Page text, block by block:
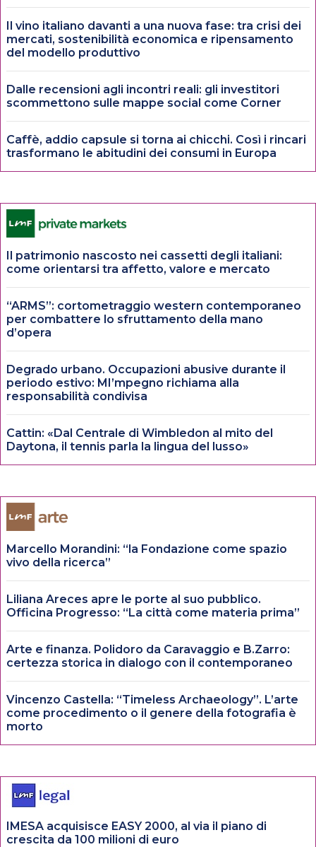
Il vino italiano davanti a una nuova fase: tra crisi dei
mercati, sostenibilità economica e ripensamento
del modello produttivo
Dalle recensioni agli incontri reali: gli investitori
scommettono sulle mappe social come Corner
Caffè, addio capsule si torna ai chicchi. Così i rincari
trasformano le abitudini dei consumi in Europa
Il patrimonio nascosto nei cassetti degli italiani:
come orientarsi tra affetto, valore e mercato
“ARMS”: cortometraggio western contemporaneo
per combattere lo sfruttamento della mano
d’opera
Degrado urbano. Occupazioni abusive durante il
periodo estivo: MI’mpegno richiama alla
responsabilità condivisa
Cattin: «Dal Centrale di Wimbledon al mito del
Daytona, il tennis parla la lingua del lusso»
Marcello Morandini: “la Fondazione come spazio
vivo della ricerca”
Liliana Areces apre le porte al suo pubblico.
Officina Progresso: “La città come materia prima”
Arte e finanza. Polidoro da Caravaggio e B.Zarro:
certezza storica in dialogo con il contemporaneo
Vincenzo Castella: “Timeless Archaeology”. L’arte
come procedimento o il genere della fotografia è
morto
IMESA acquisisce EASY 2000, al via il piano di
crescita da 100 milioni di euro